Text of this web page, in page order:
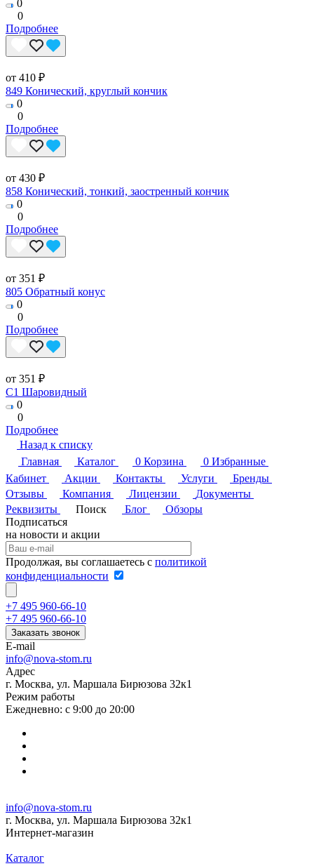
0
0
Подробнее
от 410 ₽
849 Конический, круглый кончик
0
0
Подробнее
от 430 ₽
858 Конический, тонкий, заостренный кончик
0
0
Подробнее
от 351 ₽
805 Обратный конус
0
0
Подробнее
от 351 ₽
C1 Шаровидный
0
0
Подробнее
Назад к списку
Главная
Каталог 0 Корзина 0 Избранные
Кабинет
Акции Контакты Услуги
Бренды
Отзывы
Компания Лицензии
Документы
Реквизиты
Поиск Блог
Обзоры
Подписаться
на новости и акции
Продолжая, вы соглашаетесь с политикой
конфиденциальности
+7 495 960-66-10
+7 495 960-66-10
Заказать звонок
E-mail
info@nova-stom.ru
Адрес
г. Москва, ул. Маршала Бирюзова 32к1
Режим работы
Ежедневно: с 9:00 до 20:00
info@nova-stom.ru
г. Москва, ул. Маршала Бирюзова 32к1
Интернет-магазин
Каталог